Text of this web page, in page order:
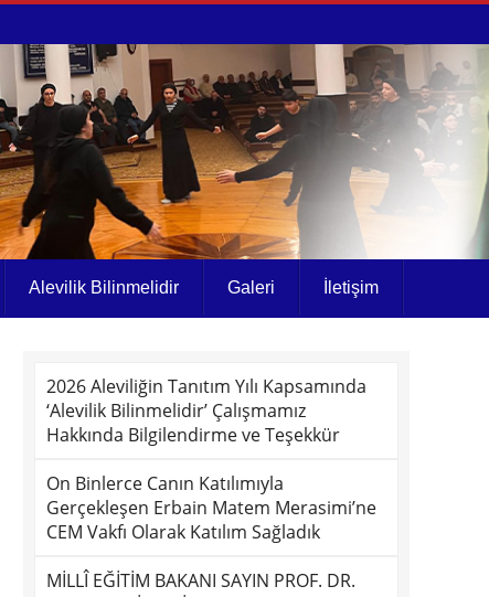
Alevilik Bilinmelidir Galeri İletişim
2026 Aleviliğin Tanıtım Yılı Kapsamında
‘Alevilik Bilinmelidir’ Çalışmamız
Hakkında Bilgilendirme ve Teşekkür
On Binlerce Canın Katılımıyla
Gerçekleşen Erbain Matem Merasimi’ne
CEM Vakfı Olarak Katılım Sağladık
MİLLÎ EĞİTİM BAKANI SAYIN PROF. DR.